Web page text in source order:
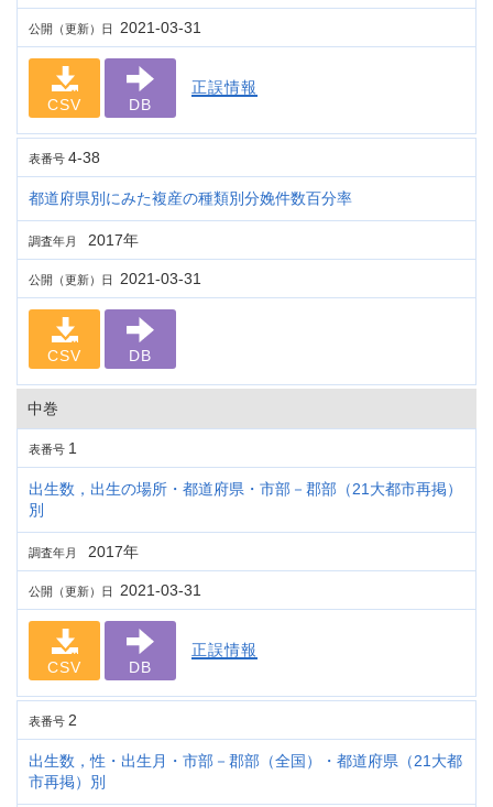
公開（更新）日 2021-03-31
CSV DB
正誤情報
表番号 4-38
都道府県別にみた複産の種類別分娩件数百分率
調査年月 2017年
公開（更新）日 2021-03-31
CSV DB
中巻
表番号 1
出生数，出生の場所・都道府県・市部－郡部（21大都市再掲）
別
調査年月 2017年
公開（更新）日 2021-03-31
CSV DB
正誤情報
表番号 2
出生数，性・出生月・市部－郡部（全国）・都道府県（21大都
市再掲）別